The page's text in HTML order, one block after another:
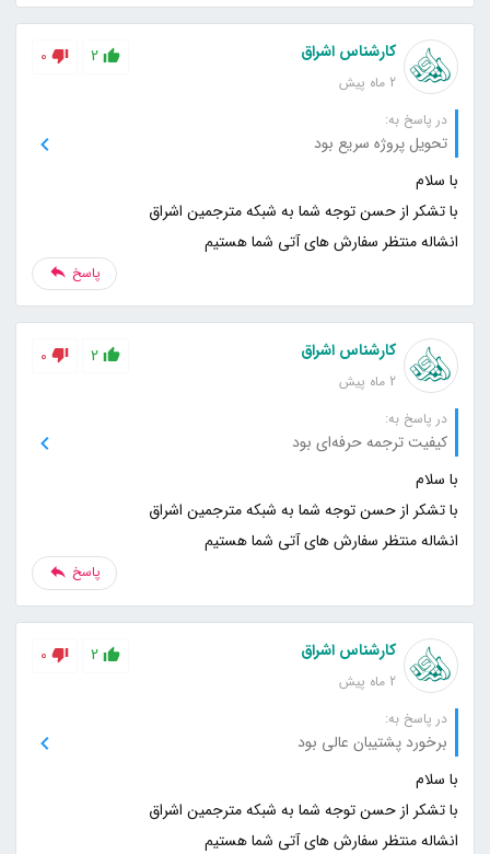
کارشناس اشراق
2 ماه پیش
2
0
در پاسخ به:
تحویل پروژه سریع بود
انشاله منتظر سفارش های آتی شما هستیم
پاسخ
کارشناس اشراق
2 ماه پیش
2
0
در پاسخ به:
کیفیت ترجمه حرفه‌ای بود
انشاله منتظر سفارش های آتی شما هستیم
پاسخ
کارشناس اشراق
2 ماه پیش
2
0
در پاسخ به:
برخورد پشتیبان عالی بود
انشاله منتظر سفارش های آتی شما هستیم